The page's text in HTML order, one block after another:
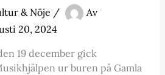
& Nöje /
Av
20, 2024
19 december gick
ur buren på Gamla